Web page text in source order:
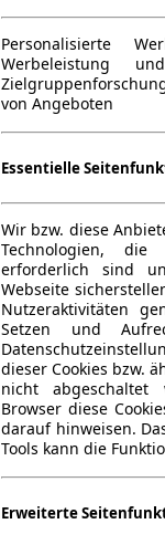
Personalisierte
Werbeleistung
von Angeboten
Essentielle
Wir bzw. diese
Technologien,
erforderlich sind
Webseite
Nutzeraktivitäten
Setzen und
dieser Cookies bzw.
nicht abgeschaltet
Browser diese
darauf hinweisen.
Tools kann die
Erweiterte